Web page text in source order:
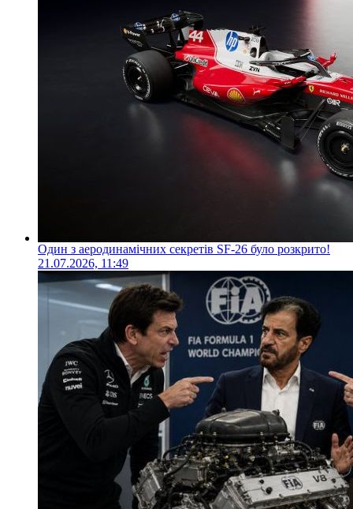
Один з аеродинамічних секретів SF-26 було розкрито!
21.07.2026, 11:49